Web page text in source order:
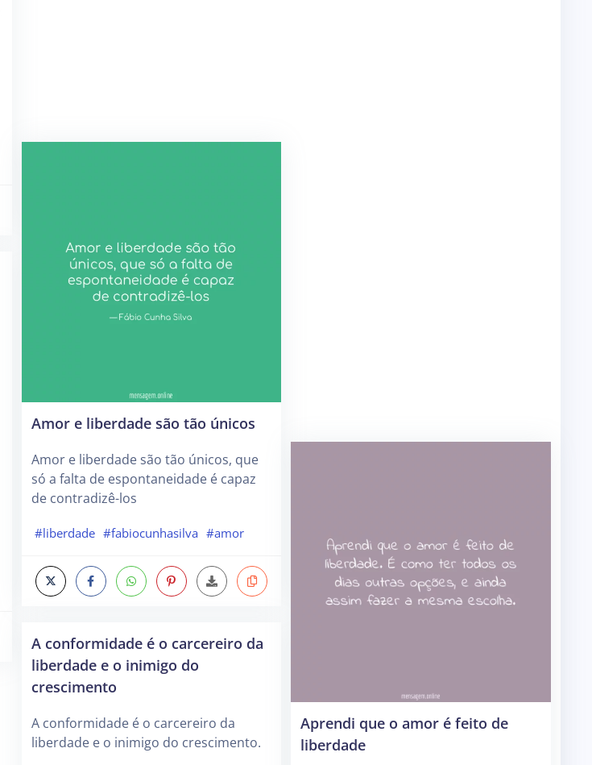
Amor e liberdade são tão únicos
Amor e liberdade são tão únicos, que
só a falta de espontaneidade é capaz
de contradizê-los
#liberdade #fabiocunhasilva #amor
A conformidade é o carcereiro da
liberdade e o inimigo do
crescimento
A conformidade é o carcereiro da
liberdade e o inimigo do crescimento.
Aprendi que o amor é feito de
liberdade